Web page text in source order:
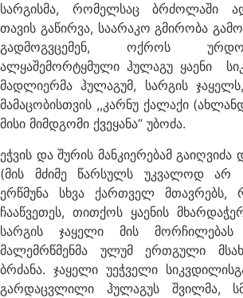
სარგისმა, რომელსაც ბრძოლაში
თავის გაწირვა, საარაკო გმირობა
გადმოგვცემენ, ოქროს
ალყაშემორტყმული ჰულაგუ ყაენი
მადლიერმა ჰულაგუმ, სარგის
მამაცობისთვის ,,კარნუ ქალაქი
მისი მიმდგომი ქვეყანა’’ უბოძა.
ეჭვის და შურის მანკიერებამ
(მის მძიმე წარსულს უკვალოდ
ერწმუნა სხვა ქართველ მთავრებს,
ჩააწვეთეს, თითქოს ყაენის
სარგის ჯაყელი მის მორჩილებას
მალემრწმენმა ულუმ ერთგული
ბრძანა. ჯაყელი უეჭველი
გარდაცვლილი ჰულაგუს შვილმა,